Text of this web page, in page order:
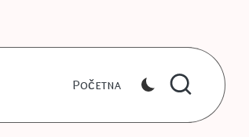
Početna